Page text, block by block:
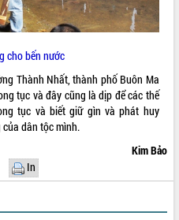
cho bến nước
Thành Nhất, thành phố Buôn Ma
tục và đây cũng là dịp để các thế
tục và biết giữ gìn và phát huy
dân tộc mình.
Kim Bảo
In